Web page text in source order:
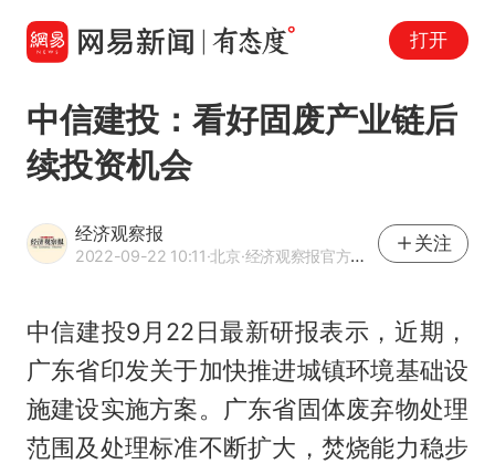
打开
中信建投：看好固废产业链后
续投资机会
经济观察报
2022-09-22 10:11·北京·经济观察报官方网易号
关注
中信建投9月22日最新研报表示，近期，
广东省印发关于加快推进城镇环境基础设
施建设实施方案。广东省固体废弃物处理
范围及处理标准不断扩大，焚烧能力稳步